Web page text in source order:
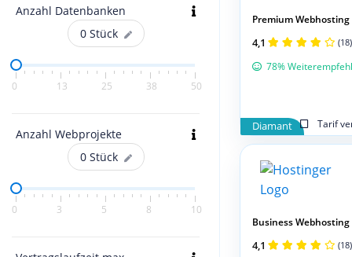
Anzahl Datenbanken
0 Stück
0 13 25 38 50
Anzahl Webprojekte
0 Stück
0 3 5 8 10
Diamant Tarif
Premium Webhosting
4,1 (18)
78%
Business Webhosting
4,1 (18)